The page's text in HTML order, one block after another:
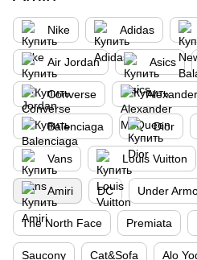
Nike Adidas
Air Jordan Asics
Converse
Balenciaga Dior
Vans Louis Vuitton
Amiri DC Under
The North Face Premiata
Saucony Cat&Sofa Alo